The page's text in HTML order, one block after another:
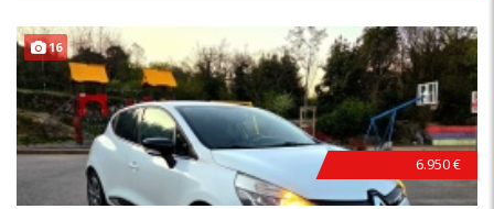
16 PRILIKA !
6.950 €